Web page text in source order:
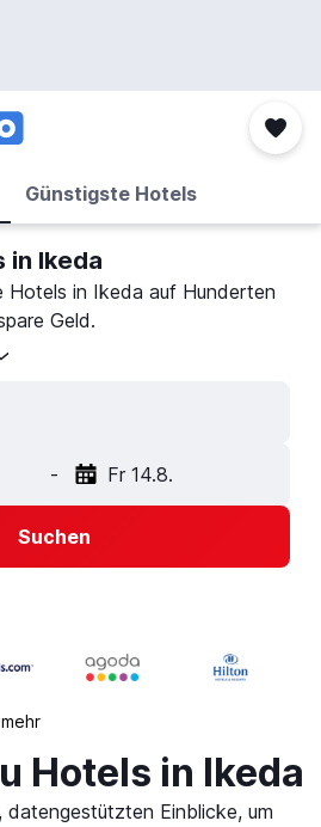
Günstigste Hotels
in Ikeda
Hotels in Ikeda auf Hunderten
Geld.
- Fr 14.8.
Suchen
Hotels in Ikeda
datengestützten Einblicke, um